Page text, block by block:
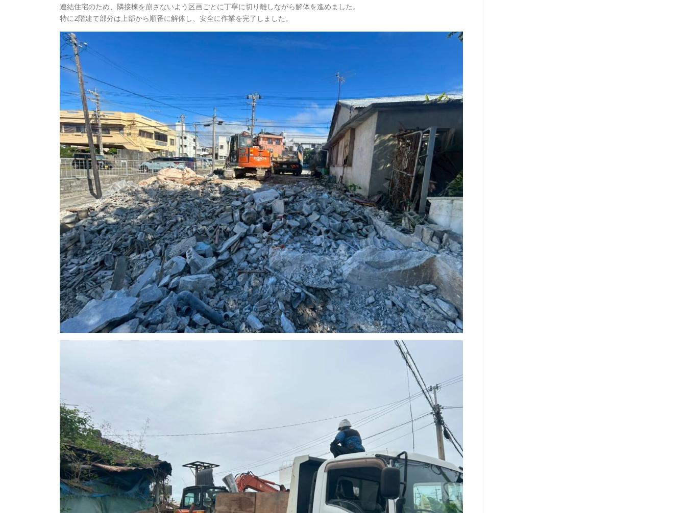
連結住宅のため、隣接棟を崩さないよう区画ごとに丁寧に切り離しながら解体を進めました。
特に2階建て部分は上部から順番に解体し、安全に作業を完了しました。